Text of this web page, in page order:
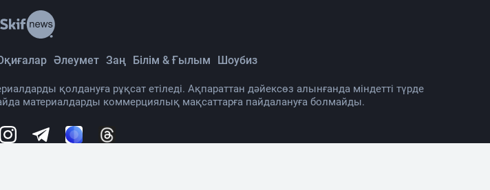
Әлеумет Заң Білім & Ғылым Шоубиз
қолдануға рұқсат етіледі. Ақпараттан дәйексөз алынғанда міндетті түрде
материалдарды коммерциялық мақсаттарға пайдалануға болмайды.